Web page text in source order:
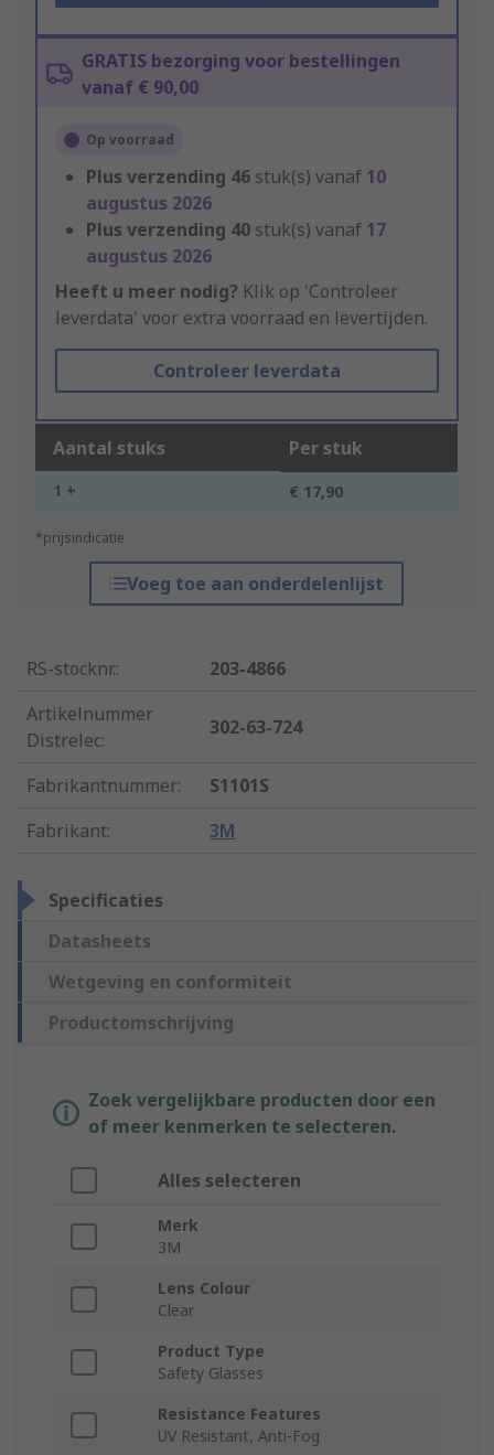
GRATIS bezorging voor bestellingen
vanaf € 90,00
Op voorraad
Plus verzending 46 stuk(s) vanaf 10
augustus 2026
Plus verzending 40 stuk(s) vanaf 17
augustus 2026
Heeft u meer nodig? Klik op 'Controleer
leverdata' voor extra voorraad en levertijden.
Controleer leverdata
Aantal stuks Per stuk
1 + € 17,90
*prijsindicatie
Voeg toe aan onderdelenlijst
RS-stocknr.:
203-4866
Artikelnummer
Distrelec:
302-63-724
Fabrikantnummer:
S1101S
Fabrikant: 3M
Specificaties
Datasheets
Wetgeving en conformiteit
Productomschrijving
Zoek vergelijkbare producten door een
of meer kenmerken te selecteren.
Alles selecteren
Merk
3M
Lens Colour
Clear
Product Type
Safety Glasses
Resistance Features
UV Resistant, Anti-Fog